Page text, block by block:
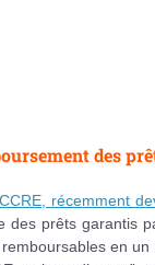
des
récemment
des prêts garantis
en